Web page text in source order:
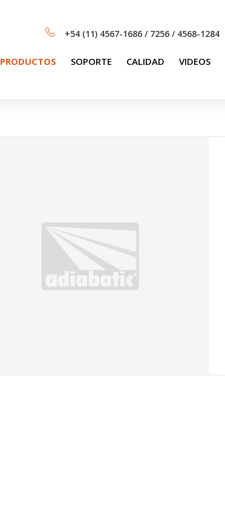
+54 (11) 4567-1686 / 7256 / 4568-1284
PRODUCTOS SOPORTE CALIDAD VIDEOS